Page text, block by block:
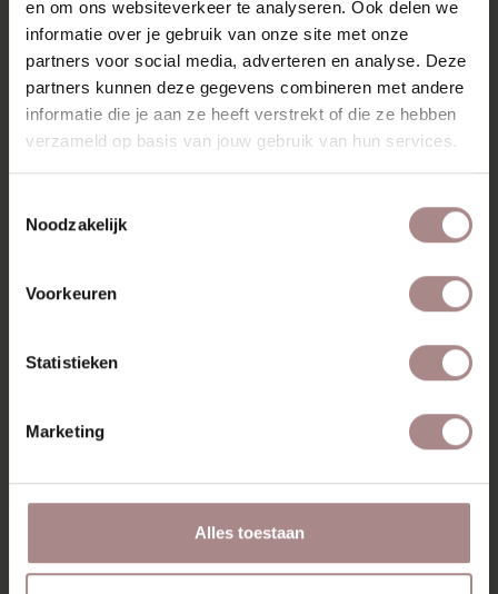
en om ons websiteverkeer te analyseren. Ook delen we
informatie over je gebruik van onze site met onze
partners voor social media, adverteren en analyse. Deze
partners kunnen deze gegevens combineren met andere
informatie die je aan ze heeft verstrekt of die ze hebben
verzameld op basis van jouw gebruik van hun services.
Noodzakelijk
Voorkeuren
Statistieken
Marketing
Alles toestaan
KENMERKEN
VERPAKKING & MONTAGE
KLEURSTAAL BESTELLEN
ZAKELIJK
RECENT BEKEKEN